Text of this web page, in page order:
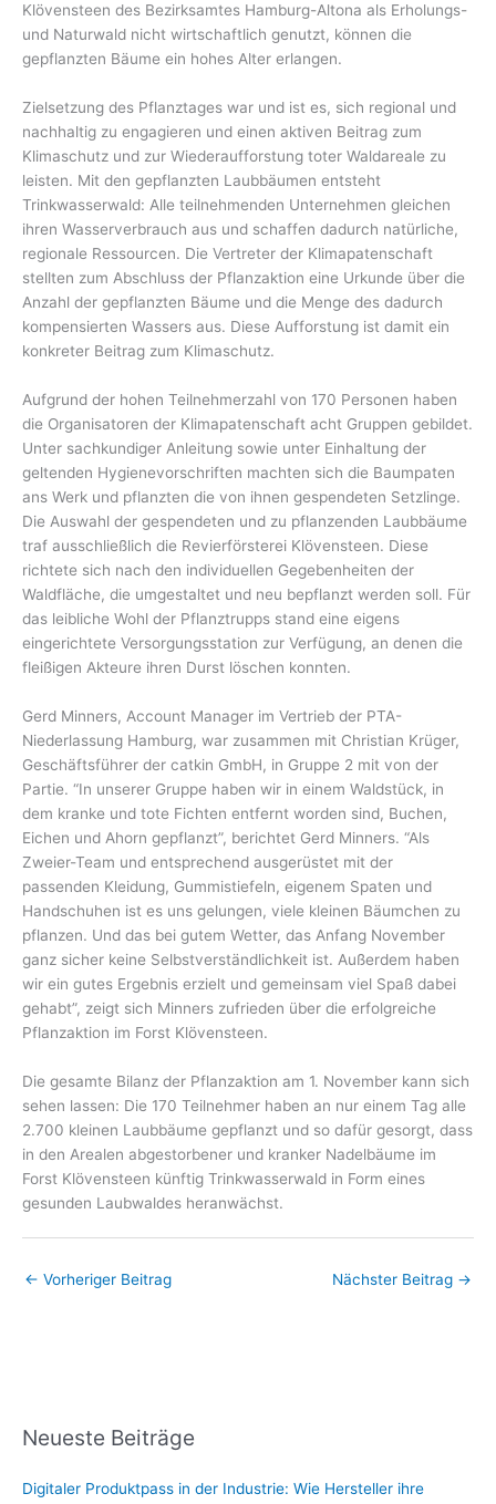
Klövensteen des Bezirksamtes Hamburg-Altona als Erholungs-
und Naturwald nicht wirtschaftlich genutzt, können die
gepflanzten Bäume ein hohes Alter erlangen.
Zielsetzung des Pflanztages war und ist es, sich regional und
nachhaltig zu engagieren und einen aktiven Beitrag zum
Klimaschutz und zur Wiederaufforstung toter Waldareale zu
leisten. Mit den gepflanzten Laubbäumen entsteht
Trinkwasserwald: Alle teilnehmenden Unternehmen gleichen
ihren Wasserverbrauch aus und schaffen dadurch natürliche,
regionale Ressourcen. Die Vertreter der Klimapatenschaft
stellten zum Abschluss der Pflanzaktion eine Urkunde über die
Anzahl der gepflanzten Bäume und die Menge des dadurch
kompensierten Wassers aus. Diese Aufforstung ist damit ein
konkreter Beitrag zum Klimaschutz.
Aufgrund der hohen Teilnehmerzahl von 170 Personen haben
die Organisatoren der Klimapatenschaft acht Gruppen gebildet.
Unter sachkundiger Anleitung sowie unter Einhaltung der
geltenden Hygienevorschriften machten sich die Baumpaten
ans Werk und pflanzten die von ihnen gespendeten Setzlinge.
Die Auswahl der gespendeten und zu pflanzenden Laubbäume
traf ausschließlich die Revierförsterei Klövensteen. Diese
richtete sich nach den individuellen Gegebenheiten der
Waldfläche, die umgestaltet und neu bepflanzt werden soll. Für
das leibliche Wohl der Pflanztrupps stand eine eigens
eingerichtete Versorgungsstation zur Verfügung, an denen die
fleißigen Akteure ihren Durst löschen konnten.
Gerd Minners, Account Manager im Vertrieb der PTA-
Niederlassung Hamburg, war zusammen mit Christian Krüger,
Geschäftsführer der catkin GmbH, in Gruppe 2 mit von der
Partie. “In unserer Gruppe haben wir in einem Waldstück, in
dem kranke und tote Fichten entfernt worden sind, Buchen,
Eichen und Ahorn gepflanzt”, berichtet Gerd Minners. “Als
Zweier-Team und entsprechend ausgerüstet mit der
passenden Kleidung, Gummistiefeln, eigenem Spaten und
Handschuhen ist es uns gelungen, viele kleinen Bäumchen zu
pflanzen. Und das bei gutem Wetter, das Anfang November
ganz sicher keine Selbstverständlichkeit ist. Außerdem haben
wir ein gutes Ergebnis erzielt und gemeinsam viel Spaß dabei
gehabt”, zeigt sich Minners zufrieden über die erfolgreiche
Pflanzaktion im Forst Klövensteen.
Die gesamte Bilanz der Pflanzaktion am 1. November kann sich
sehen lassen: Die 170 Teilnehmer haben an nur einem Tag alle
2.700 kleinen Laubbäume gepflanzt und so dafür gesorgt, dass
in den Arealen abgestorbener und kranker Nadelbäume im
Forst Klövensteen künftig Trinkwasserwald in Form eines
gesunden Laubwaldes heranwächst.
← Vorheriger Beitrag Nächster Beitrag →
Neueste Beiträge
Digitaler Produktpass in der Industrie: Wie Hersteller ihre